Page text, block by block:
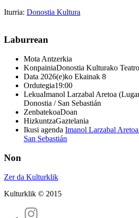
Iturria: Donostia Kultura
Laburrean
Mota Antzerkia
KonpainiaDonostia Kulturako
Data 2026(e)ko Ekainak 8
Ordutegia19:00
LekuaImanol Larzabal Aretoa
Donostia / San Sebastián
ZenbatekoaDoan
HizkuntzaGaztelania
Ikusi agenda Imanol Larzabal
San Sebastián
Non
Zer da Kulturklik
Kulturklik © 2015